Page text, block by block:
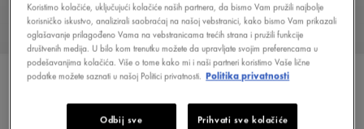
KOJE SU PREDNOSTI
PROIZVODA?
EFIKASNOST DOKAZALE ŽENE
KOJI SU AKTIVNI SASTOJCI
FORMULE
Koristimo kolačiće, uključujući kolačiće naših partnera, da bismo Vam pružili najbolje
korisničko iskustvo, analizirali saobraćaj na našoj vebstranici, kako bismo Vam prikazali
oglašavanje prilagođeno Vama na vebstranicama trećih strana i pružili funkcije
društvenih medija. U bilo kom trenutku možete da upravljate svojim preferencama u
podešavanjima kolačića. Više o tome kako mi i naši partneri koristimo Vaše lične
podatke možete saznati u našoj Politici privatnosti. Politika privatnosti
Odbij sve Prihvati sve kolačiće